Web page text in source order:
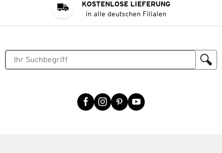
KOSTENLOSE LIEFERUNG
in alle deutschen Filialen